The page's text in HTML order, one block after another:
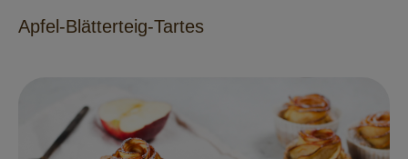
Apfel-Blätterteig-Tartes